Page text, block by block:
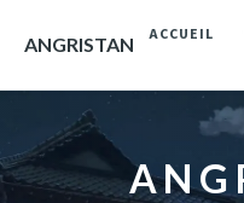
ANGRISTAN ACCUEIL